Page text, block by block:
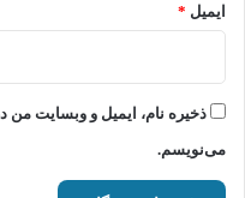
ایمیل *
ذخیره نام، ایمیل و وبسایت من
می‌نویسم.